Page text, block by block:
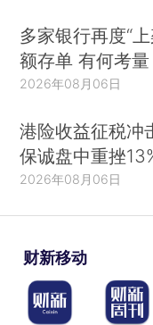
多家银行再度“
额存单 有何考量
2026年08月06日
港险收益征税冲
保诚盘中重挫
2026年08月06日
财新移动